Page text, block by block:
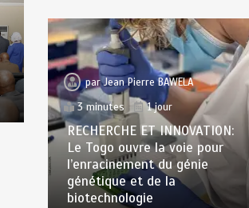
parJean Pierre BAWELA
3 minutes
1 jour
RECHERCHE ET INNOVATION:
Le Togo ouvre la voie pour
l’enracinement du génie
génétique et de la
biotechnologie